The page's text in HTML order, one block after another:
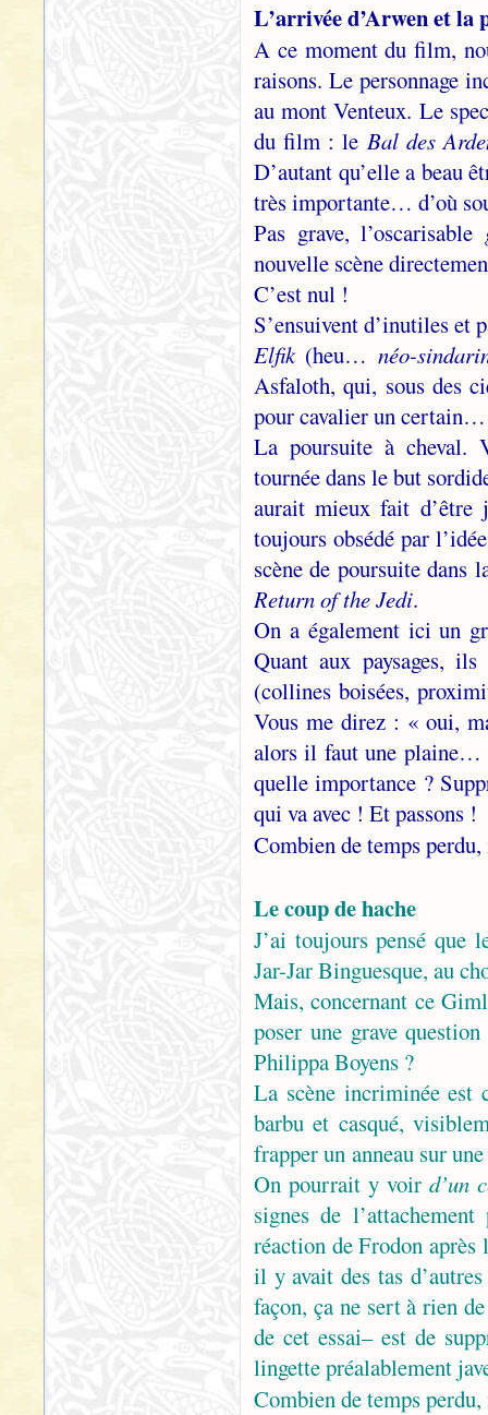
L’arrivée d’Arwen et la
A ce moment du film,
raisons. Le personnage
au mont Venteux. Le
du film : le Bal des
D’autant qu’elle a beau
très importante… d’où
Pas grave, l’oscarisable
nouvelle scène
C’est nul !
S’ensuivent d’inutiles et
Elfik(heu… néo-
Asfaloth, qui, sous des
pour cavalier un
La poursuite à cheval.
tournée dans le but
aurait mieux fait d’être
toujours obsédé par
scène de poursuite dans
Return of the Jedi.
On a également ici un
Quant aux paysages,
(collines boisées,
Vous me direz : « oui,
alors il faut une plaine…
quelle importance ?
qui va avec ! Et passons !
Combien de temps
Le coup de hache
J’ai toujours pensé que
Jar-Jar Binguesque, au
Mais, concernant ce
poser une grave
Philippa Boyens ?
La scène incriminée est
barbu et casqué,
frapper un anneau sur
On pourrait y voir d’un
signes de
réaction de Frodon
il y avait des tas
façon, ça ne sert à rien
de cet essai– est de
lingette préalablement
Combien de temps